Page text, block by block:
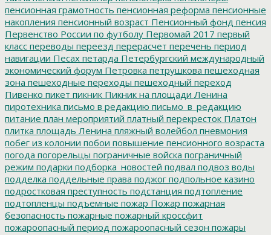
пенсионная грамотность пенсионная реформа пенсионные
накопления пенсионный возраст Пенсионный фонд пенсия
Первенство России по футболу Первомай 2017 первый
класс переводы переезд перерасчет перечень период
навигации Песах петарда Петербургский международный
экономический форум Петровка петрушкова пешеходная
зона пешеходные переходы пешеходный переход
Пивенко пикет пикник Пикник на площади Ленина
пиротехника письмо в редакцию письмо_в_редакцию
питание план мероприятий платный перекресток Платон
плитка площадь Ленина пляжный волейбол пневмония
побег из колонии побои повышение пенсионного возраста
погода погорельцы пограничные войска пограничный
режим подарки подборка_новостей подвал подвоз воды
подделка поддельные права поджог подпольное казино
подростковая преступность подстанция подтопление
подтопленцы подъемные пожар Пожар пожарная
безопасность пожарные пожарный кроссфит
пожароопасный период пожароопасный сезон пожары